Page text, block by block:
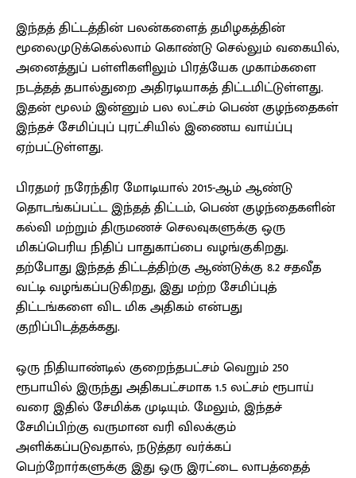
இந்தத் திட்டத்தின் பலன்களைத் தமிழகத்தின்
மூலைமுடுக்கெல்லாம் கொண்டு செல்லும் வகையில்,
அனைத்துப் பள்ளிகளிலும் பிரத்யேக முகாம்களை
நடத்தத் தபால்துறை அதிரடியாகத் திட்டமிட்டுள்ளது.
இதன் மூலம் இன்னும் பல லட்சம் பெண் குழந்தைகள்
இந்தச் சேமிப்புப் புரட்சியில் இணைய வாய்ப்பு
ஏற்பட்டுள்ளது.
பிரதமர் நரேந்திர மோடியால் 2015-ஆம் ஆண்டு
தொடங்கப்பட்ட இந்தத் திட்டம், பெண் குழந்தைகளின்
கல்வி மற்றும் திருமணச் செலவுகளுக்கு ஒரு
மிகப்பெரிய நிதிப் பாதுகாப்பை வழங்குகிறது.
தற்போது இந்தத் திட்டத்திற்கு ஆண்டுக்கு 8.2 சதவீத
வட்டி வழங்கப்படுகிறது, இது மற்ற சேமிப்புத்
திட்டங்களை விட மிக அதிகம் என்பது
குறிப்பிடத்தக்கது.
ஒரு நிதியாண்டில் குறைந்தபட்சம் வெறும் 250
ரூபாயில் இருந்து அதிகபட்சமாக 1.5 லட்சம் ரூபாய்
வரை இதில் சேமிக்க முடியும். மேலும், இந்தச்
சேமிப்பிற்கு வருமான வரி விலக்கும்
அளிக்கப்படுவதால், நடுத்தர வர்க்கப்
பெற்றோர்களுக்கு இது ஒரு இரட்டை லாபத்தைத்